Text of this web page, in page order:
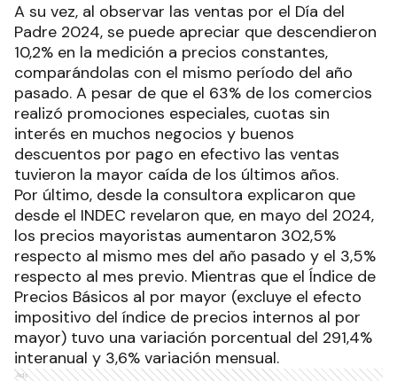
A su vez, al observar las ventas por el Día del
Padre 2024, se puede apreciar que descendieron
10,2% en la medición a precios constantes,
comparándolas con el mismo período del año
pasado. A pesar de que el 63% de los comercios
realizó promociones especiales, cuotas sin
interés en muchos negocios y buenos
descuentos por pago en efectivo las ventas
tuvieron la mayor caída de los últimos años.
Por último, desde la consultora explicaron que
desde el INDEC revelaron que, en mayo del 2024,
los precios mayoristas aumentaron 302,5%
respecto al mismo mes del año pasado y el 3,5%
respecto al mes previo. Mientras que el Índice de
Precios Básicos al por mayor (excluye el efecto
impositivo del índice de precios internos al por
mayor) tuvo una variación porcentual del 291,4%
interanual y 3,6% variación mensual.
Ads